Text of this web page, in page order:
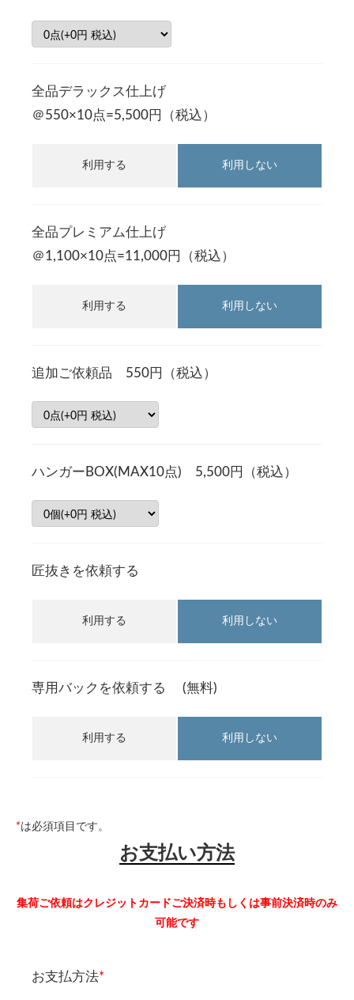
全品デラックス仕上げ
＠550×10点=5,500円（税込）
利用する 利用しない
全品プレミアム仕上げ
＠1,100×10点=11,000円（税込）
利用する 利用しない
追加ご依頼品 550円（税込）
ハンガーBOX(MAX10点) 5,500円（税込）
匠抜きを依頼する
利用する 利用しない
専用バックを依頼する (無料)
利用する 利用しない
*は必須項目です。
お支払い方法
集荷ご依頼はクレジットカードご決済時もしくは事前決済時のみ
可能です
お支払方法*